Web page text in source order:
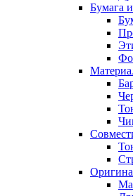
Бумага